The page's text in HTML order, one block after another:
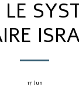
17 Jun